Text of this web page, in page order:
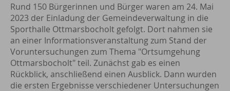
Rund 150 Bürgerinnen und Bürger waren am 24. Mai
2023 der Einladung der Gemeindeverwaltung in die
Sporthalle Ottmarsbocholt gefolgt. Dort nahmen sie
an einer Informationsveranstaltung zum Stand der
Voruntersuchungen zum Thema "Ortsumgehung
Ottmarsbocholt" teil. Zunächst gab es einen
Rückblick, anschließend einen Ausblick. Dann wurden
die ersten Ergebnisse verschiedener Untersuchungen